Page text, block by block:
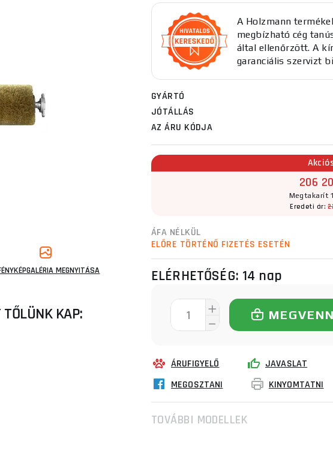
MEGNYITÁSA
KAP:
A Holzmann
megbízható cég
által ellenőrzött. A
garanciális szervizt
GYÁRTÓ
JÓTÁLLÁS
AZ ÁRU KÓDJA
206
Megtakarít
Eredeti ár:
ÁFA NÉLKÜL
ELŐRE TÖRTÉNŐ FIZETÉS ESETÉN
ELÉRHETŐSÉG: 14 nap
ÁRUFIGYELŐ JAVASLAT
MEGOSZTANI
KINYOMTATNI
TOVÁBBI MODELLEK